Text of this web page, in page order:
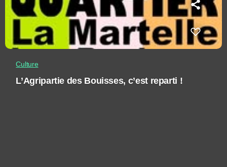
Culture
L’Agripartie des Bouisses, c’est reparti !